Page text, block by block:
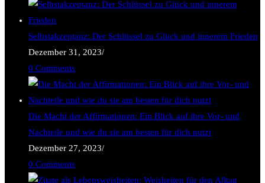
Selbstakzeptanz: Der Schlüssel zu Glück und innerem Frieden
Dezember 31, 2023/
0 Comments
Die Macht der Affirmationen: Ein Blick auf ihre Vor- und
Nachteile und wie du sie am besten für dich nutzt
Dezember 27, 2023/
0 Comments